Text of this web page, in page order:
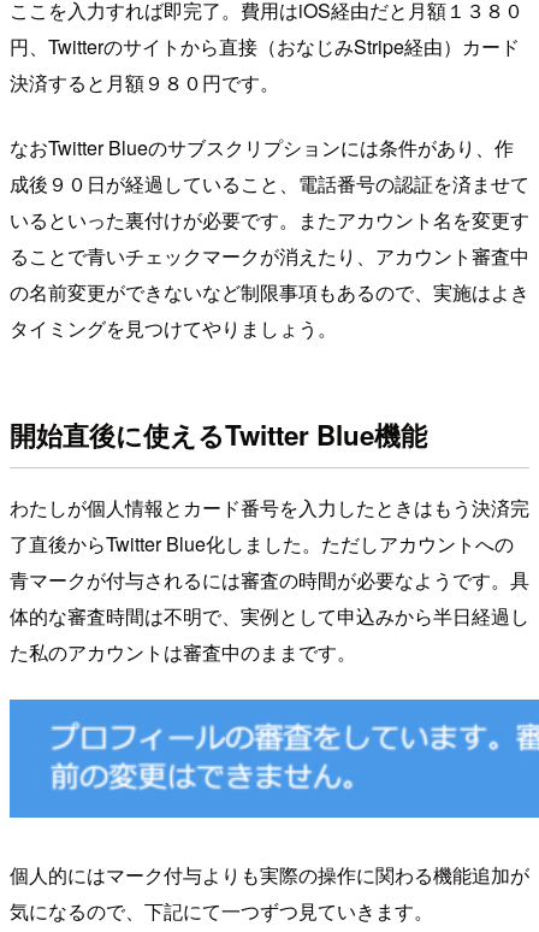
ここを入力すれば即完了。費用はiOS経由だと月額１３８０
円、Twitterのサイトから直接（おなじみStripe経由）カード
決済すると月額９８０円です。
なおTwitter Blueのサブスクリプションには条件があり、作
成後９０日が経過していること、電話番号の認証を済ませて
いるといった裏付けが必要です。またアカウント名を変更す
ることで青いチェックマークが消えたり、アカウント審査中
の名前変更ができないなど制限事項もあるので、実施はよき
タイミングを見つけてやりましょう。
開始直後に使えるTwitter Blue機能
わたしが個人情報とカード番号を入力したときはもう決済完
了直後からTwitter Blue化しました。ただしアカウントへの
青マークが付与されるには審査の時間が必要なようです。具
体的な審査時間は不明で、実例として申込みから半日経過し
た私のアカウントは審査中のままです。
個人的にはマーク付与よりも実際の操作に関わる機能追加が
気になるので、下記にて一つずつ見ていきます。